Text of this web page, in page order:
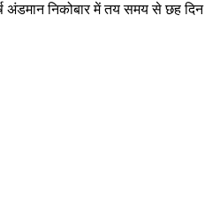
निकोबार में तय समय से छह दिन